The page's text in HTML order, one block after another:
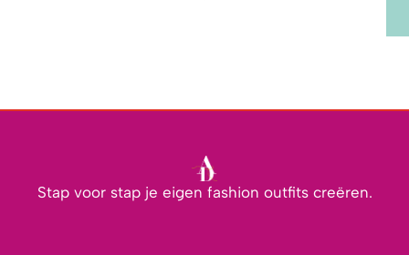
Stap voor stap je eigen fashion outfits creëren.